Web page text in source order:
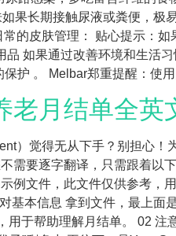
果长期接触尿液或粪便，极
的皮肤管理： 贴心提示：
如果通过改善环境和生活
护 。 Melbar郑重提醒：使
老月结单全
）觉得无从下手？别担心
需要逐字翻译，只需跟着
例文件，此文件仅供参考
基本信息 拿到文件，最上
用于帮助理解月结单。 02